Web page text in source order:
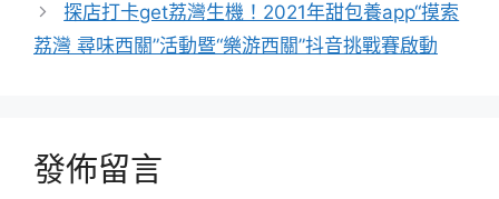
探店打卡get荔灣生機！2021年甜包養app“摸索
荔灣 尋味西關”活動暨“樂游西關”抖音挑戰賽啟動
發佈留言